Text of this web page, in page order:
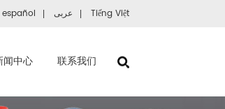
español عربى Tiếng Việt
闻中心 联系我们